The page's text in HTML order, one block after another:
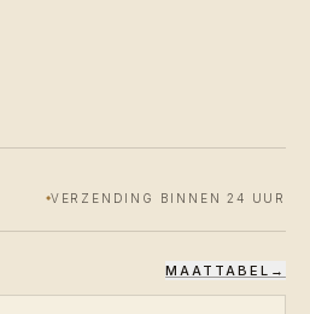
VERZENDING BINNEN 24 UUR
MAATTABEL →